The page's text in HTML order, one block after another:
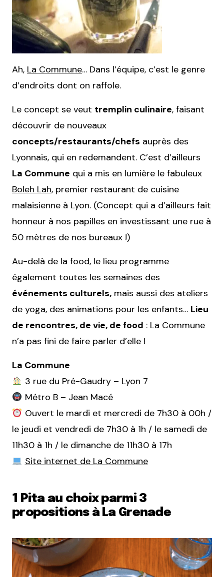
Ah, La Commune… Dans l’équipe, c’est le genre
d’endroits dont on raffole.
Le concept se veut tremplin culinaire, faisant
découvrir de nouveaux
concepts/restaurants/chefs auprès des
Lyonnais, qui en redemandent. C’est d’ailleurs
La Commune qui a mis en lumière le fabuleux
Boleh Lah, premier restaurant de cuisine
malaisienne à Lyon. (Concept qui a d’ailleurs fait
honneur à nos papilles en investissant une rue à
50 mètres de nos bureaux !)
Au-delà de la food, le lieu programme
également toutes les semaines des
événements culturels, mais aussi des ateliers
de yoga, des animations pour les enfants… Lieu
de rencontres, de vie, de food : La Commune
n’a pas fini de faire parler d’elle !
La Commune
3 rue du Pré-Gaudry – Lyon 7
Métro B – Jean Macé
Ouvert le mardi et mercredi de 7h30 à 00h /
le jeudi et vendredi de 7h30 à 1h / le samedi de
11h30 à 1h / le dimanche de 11h30 à 17h
Site internet de La Commune
1 Pita au choix parmi 3
propositions à La Grenade